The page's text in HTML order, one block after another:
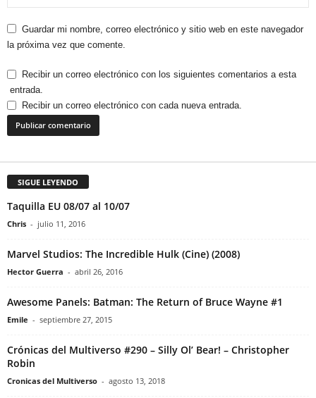
Guardar mi nombre, correo electrónico y sitio web en este navegador
la próxima vez que comente.
Recibir un correo electrónico con los siguientes comentarios a esta
entrada.
Recibir un correo electrónico con cada nueva entrada.
SIGUE LEYENDO
Taquilla EU 08/07 al 10/07
Chris - julio 11, 2016
Marvel Studios: The Incredible Hulk (Cine) (2008)
Hector Guerra - abril 26, 2016
Awesome Panels: Batman: The Return of Bruce Wayne #1
Emile - septiembre 27, 2015
Crónicas del Multiverso #290 – Silly Ol’ Bear! – Christopher
Robin
Cronicas del Multiverso - agosto 13, 2018